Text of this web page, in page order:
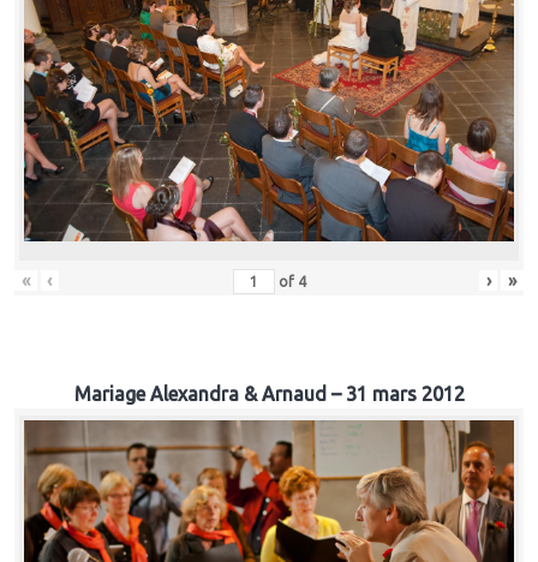
« ‹ of 4 › »
Mariage Alexandra & Arnaud – 31 mars 2012